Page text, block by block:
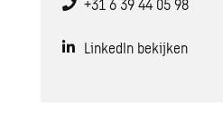
+31 6 39 44 05 98
LinkedIn bekijken